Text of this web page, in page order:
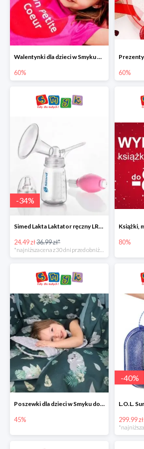
Walentynki dla dzieci w Smyku do -60%
60% 60%
-34%
Simed Lakta Laktator ręczny LR-8 -34%
24.49 zł36.99 zł*
*najniższa cena z 30 dni przed obniżką
80%
Poszewki dla dzieci w Smyku do -45%
45%
-40%
299.99 zł